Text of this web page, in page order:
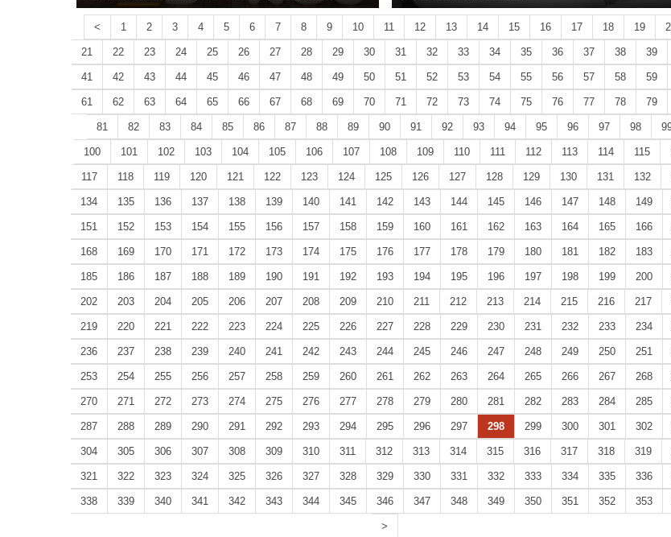
< 1 2 3 4 5 6 7 8 9 10 11 12 13 14 15 16 17 18 19
21 22 23 24 25 26 27 28 29 30 31 32 33 34 35 36 37 38 39
41 42 43 44 45 46 47 48 49 50 51 52 53 54 55 56 57 58 59
61 62 63 64 65 66 67 68 69 70 71 72 73 74 75 76 77 78 79
81 82 83 84 85 86 87 88 89 90 91 92 93 94 95 96 97 98
100 101 102 103 104 105 106 107 108 109 110 111 112 113 114 115
117 118 119 120 121 122 123 124 125 126 127 128 129 130 131 132
134 135 136 137 138 139 140 141 142 143 144 145 146 147 148 149
151 152 153 154 155 156 157 158 159 160 161 162 163 164 165 166
168 169 170 171 172 173 174 175 176 177 178 179 180 181 182 183
185 186 187 188 189 190 191 192 193 194 195 196 197 198 199 200
202 203 204 205 206 207 208 209 210 211 212 213 214 215 216 217
219 220 221 222 223 224 225 226 227 228 229 230 231 232 233 234
236 237 238 239 240 241 242 243 244 245 246 247 248 249 250 251
253 254 255 256 257 258 259 260 261 262 263 264 265 266 267 268
270 271 272 273 274 275 276 277 278 279 280 281 282 283 284 285
287 288 289 290 291 292 293 294 295 296 297 298 299 300 301 302
304 305 306 307 308 309 310 311 312 313 314 315 316 317 318 319
321 322 323 324 325 326 327 328 329 330 331 332 333 334 335 336
338 339 340 341 342 343 344 345 346 347 348 349 350 351 352 353
>